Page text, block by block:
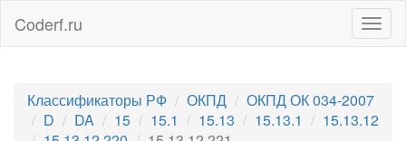
Coderf.ru
Классификаторы РФ ОКПД
ОКПД ОК 034-2007
D
DA 15 15.1 15.13 15.13.1
15.13.12